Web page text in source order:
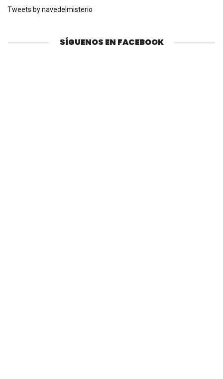
Tweets by navedelmisterio
SÍGUENOS EN FACEBOOK